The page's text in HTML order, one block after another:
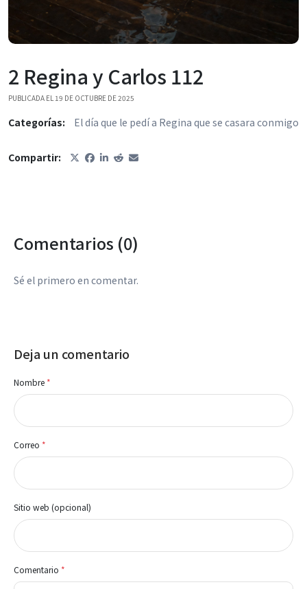
2 Regina y Carlos 112
PUBLICADA EL 19 DE OCTUBRE DE 2025
Categorías: El día que le pedí a Regina que se casara conmigo
Compartir:
Comentarios (0)
Sé el primero en comentar.
Deja un comentario
Nombre *
Correo *
Sitio web (opcional)
Comentario *